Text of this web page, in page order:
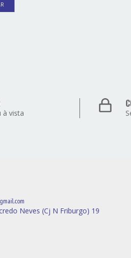
à vista
Neves (Cj N Friburgo) 19